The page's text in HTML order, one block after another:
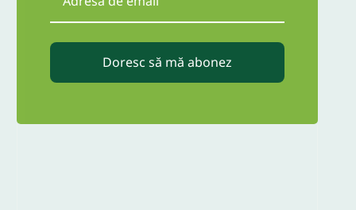
Doresc să mă abonez